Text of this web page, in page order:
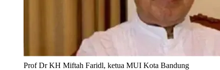
Prof Dr KH Miftah Faridl, ketua MUI Kota Bandung